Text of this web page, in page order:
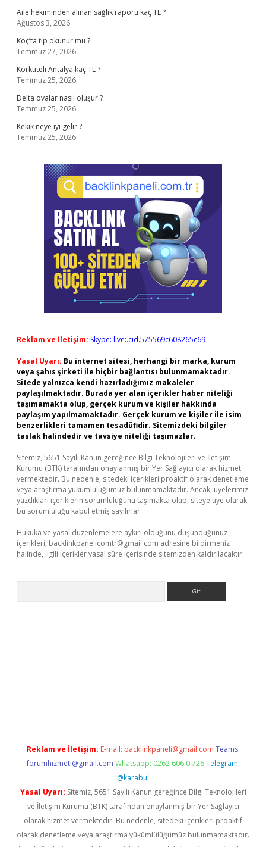
Aile hekiminden alınan sağlık raporu kaç TL ?
Ağustos 3, 2026
Koç’ta tıp okunur mu ?
Temmuz 27, 2026
Korkuteli Antalya kaç TL ?
Temmuz 25, 2026
Delta ovalar nasıl oluşur ?
Temmuz 25, 2026
Kekik neye iyi gelir ?
Temmuz 25, 2026
Reklam ve İletişim: Skype: live:.cid.575569c608265c69
Yasal Uyarı: Bu internet sitesi, herhangi bir marka, kurum
veya şahıs şirketi ile hiçbir bağlantısı bulunmamaktadır.
Sitede yalnızca kendi hazırladığımız makaleler
paylaşılmaktadır. Burada yer alan içerikler haber niteliği
taşımamakta olup, gerçek kurum ve kişiler hakkında
paylaşım yapılmamaktadır. Gerçek kurum ve kişiler ile isim
benzerlikleri tamamen tesadüfidir. Sitemizdeki bilgiler
taslak halindedir ve tavsiye niteliği taşımazlar.
Sitemiz, 5651 Sayılı Kanun gereğince Bilgi Teknolojileri ve İletişim
Kurumu (BTK) tarafından onaylanmış bir Yer Sağlayıcı olarak hizmet
vermektedir. Bu nedenle, sitedeki içerikleri proaktif olarak denetleme
veya araştırma yükümlülüğümüz bulunmamaktadır. Ancak, üyelerimiz
yazdıkları içeriklerin sorumluluğunu taşımakta olup, siteye üye olarak
bu sorumluluğu kabul etmiş sayılırlar.
Hukuka ve yasal düzenlemelere aykırı olduğunu düşündüğünüz
içerikleri, backlinkpanelicomtr@gmail.com adresine bildirmeniz
halinde, ilgili içerikler yasal süre içerisinde sitemizden kaldırılacaktır.
Reklam ve İletişim: E-mail: backlinkpaneli@gmail.com Teams:
forumhizmeti@gmail.com Whatsapp: 0262 606 0 726 Telegram:
@karabul
Yasal Uyarı: Sitemiz, 5651 Sayılı Kanun gereğince Bilgi Teknolojileri
ve İletişim Kurumu (BTK) tarafından onaylanmış bir Yer Sağlayıcı
olarak hizmet vermektedir. Bu nedenle, sitedeki içerikleri proaktif
olarak denetleme veya araştırma yükümlülüğümüz bulunmamaktadır.